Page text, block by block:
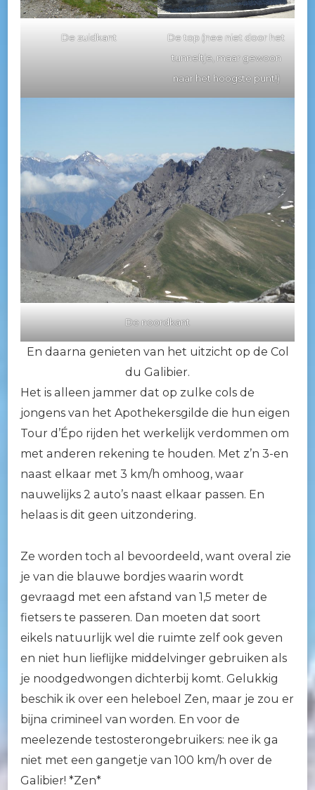
De zuidkant
De top (nee niet door het
tunneltje, maar gewoon
naar het hoogste punt!)
De noordkant
En daarna genieten van het uitzicht op de Col
du Galibier.
Het is alleen jammer dat op zulke cols de
jongens van het Apothekersgilde die hun eigen
Tour d’Épo rijden het werkelijk verdommen om
met anderen rekening te houden. Met z’n 3-en
naast elkaar met 3 km/h omhoog, waar
nauwelijks 2 auto’s naast elkaar passen. En
helaas is dit geen uitzondering.
Ze worden toch al bevoordeeld, want overal zie
je van die blauwe bordjes waarin wordt
gevraagd met een afstand van 1,5 meter de
fietsers te passeren. Dan moeten dat soort
eikels natuurlijk wel die ruimte zelf ook geven
en niet hun lieflijke middelvinger gebruiken als
je noodgedwongen dichterbij komt. Gelukkig
beschik ik over een heleboel Zen, maar je zou er
bijna crimineel van worden. En voor de
meelezende testosterongebruikers: nee ik ga
niet met een gangetje van 100 km/h over de
Galibier! *Zen*